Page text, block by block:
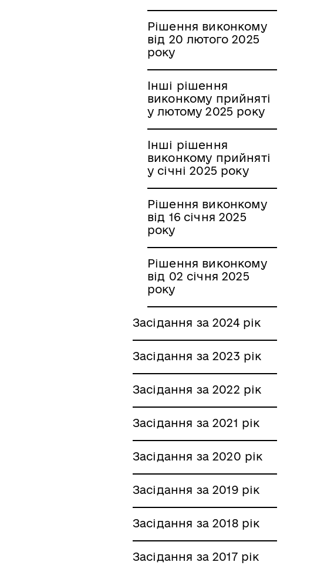
Рішення виконкому
від 20 лютого 2025
року
Інші рішення
виконкому прийняті
у лютому 2025 року
Інші рішення
виконкому прийняті
у січні 2025 року
Рішення виконкому
від 16 січня 2025
року
Рішення виконкому
від 02 січня 2025
року
Засідання за 2024 рік
Засідання за 2023 рік
Засідання за 2022 рік
Засідання за 2021 рік
Засідання за 2020 рік
Засідання за 2019 рік
Засідання за 2018 рік
Засідання за 2017 рік